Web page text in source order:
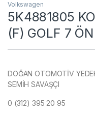
Volkswagen
5K4881805
(F) GOLF 7
DOĞAN OTOMOTİV
SEMİH SAVAŞÇI
0 (312) 395 20 95